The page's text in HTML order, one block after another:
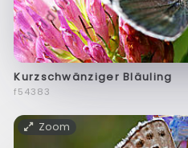
Kurzschwänziger Bläuling
f54383
Zoom